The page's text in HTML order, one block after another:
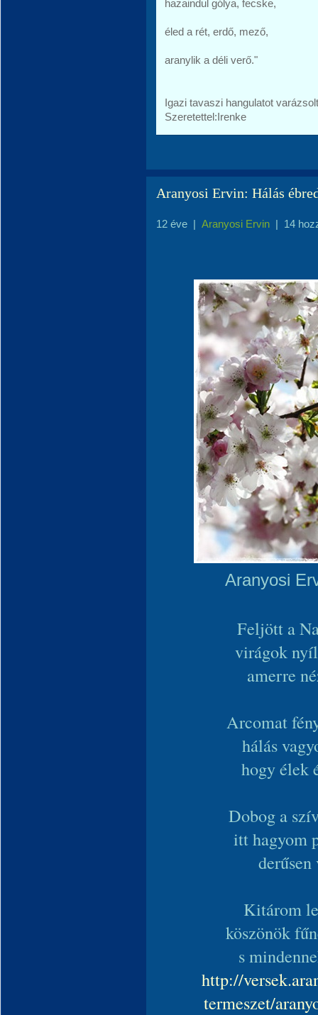
hazaindul gólya, fecske,
éled a rét, erdő, mező,
aranylik a déli verő."
Igazi tavaszi hangulatot
Szeretettel:Irenke
Aranyosi Ervin: Hálás
12 éve | Aranyosi Ervin | 14
Aranyosi
Feljött a
virágok
amerre
Arcomat
hálás
hogy élek
Dobog a
itt hagyom
Kitárom
köszönök
s
http://
termeszet/